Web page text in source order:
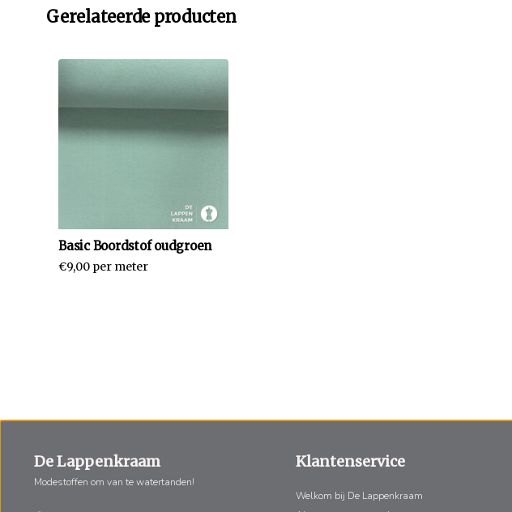
Gerelateerde producten
Basic Boordstof oudgroen
€9,00 per meter
De Lappenkraam
Modestoffen om van te watertanden!
Klantenservice
Welkom bij De Lappenkraam